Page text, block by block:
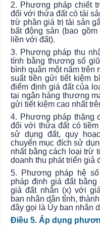
2. Phương pháp chiết
đối với thửa đất có tài
trừ phần giá trị tài sản
bất động sản (bao
liền với đất).
3. Phương pháp thu
tính bằng thương số
bình quân một năm trên
suất tiền gửi tiết kiệm
điểm định giá đất của
tại ngân hàng thương
gửi tiết kiệm cao nhất
4. Phương pháp thặng
đối với thửa đất có
sử dụng đất, quy
chuyển mục đích sử
nhất bằng cách loại trừ
doanh thu phát triển giả
5. Phương pháp hệ
pháp định giá đất
giá đất nhân (x) với
ban nhân dân tỉnh,
đây gọi là Ủy ban nhân
Điều 5. Áp dụng